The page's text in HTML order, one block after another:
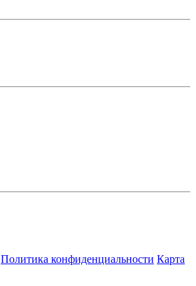
Политика конфиденциальности Карта